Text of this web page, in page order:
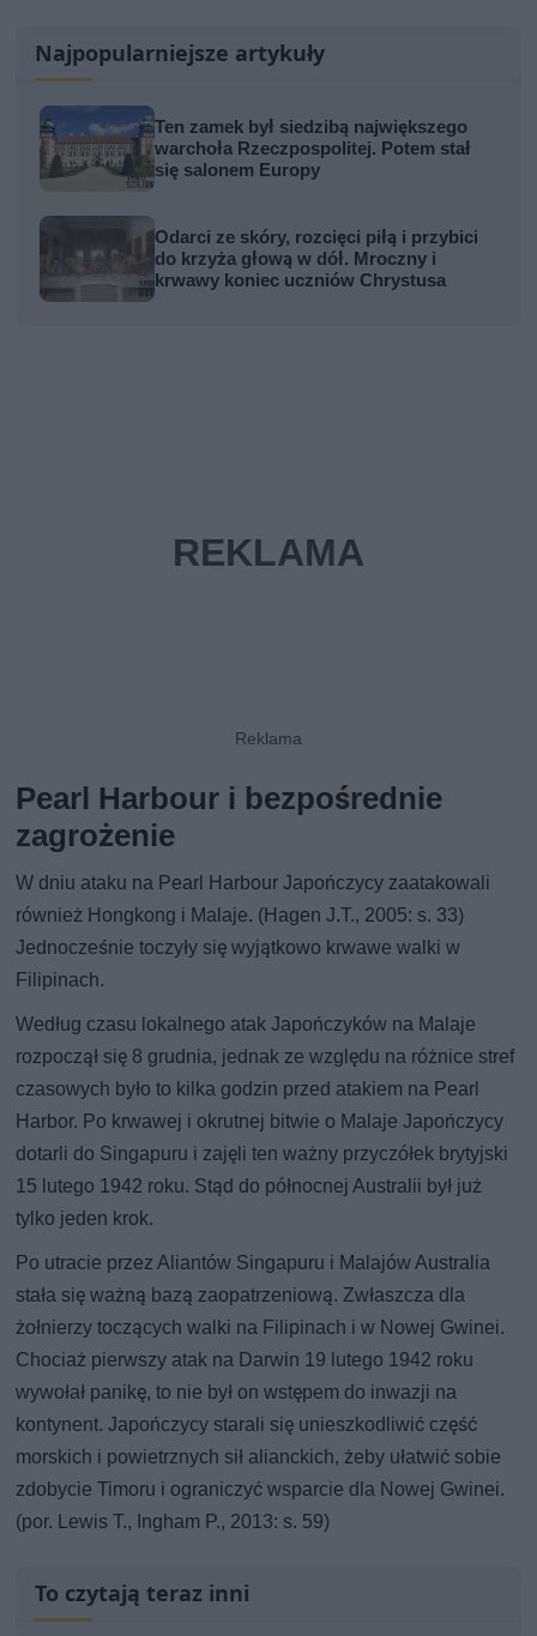
Najpopularniejsze artykuły
Ten zamek był siedzibą największego
warchoła Rzeczpospolitej. Potem stał
się salonem Europy
Odarci ze skóry, rozcięci piłą i przybici
do krzyża głową w dół. Mroczny i
krwawy koniec uczniów Chrystusa
Pearl Harbour i bezpośrednie
zagrożenie
W dniu ataku na Pearl Harbour Japończycy zaatakowali
również Hongkong i Malaje. (Hagen J.T., 2005: s. 33)
Jednocześnie toczyły się wyjątkowo krwawe walki w
Filipinach.
Według czasu lokalnego atak Japończyków na Malaje
rozpoczął się 8 grudnia, jednak ze względu na różnice stref
czasowych było to kilka godzin przed atakiem na Pearl
Harbor. Po krwawej i okrutnej bitwie o Malaje Japończycy
dotarli do Singapuru i zajęli ten ważny przyczółek brytyjski
15 lutego 1942 roku. Stąd do północnej Australii był już
tylko jeden krok.
Po utracie przez Aliantów Singapuru i Malajów Australia
stała się ważną bazą zaopatrzeniową. Zwłaszcza dla
żołnierzy toczących walki na Filipinach i w Nowej Gwinei.
Chociaż pierwszy atak na Darwin 19 lutego 1942 roku
wywołał panikę, to nie był on wstępem do inwazji na
kontynent. Japończycy starali się unieszkodliwić część
morskich i powietrznych sił alianckich, żeby ułatwić sobie
zdobycie Timoru i ograniczyć wsparcie dla Nowej Gwinei.
(por. Lewis T., Ingham P., 2013: s. 59)
To czytają teraz inni